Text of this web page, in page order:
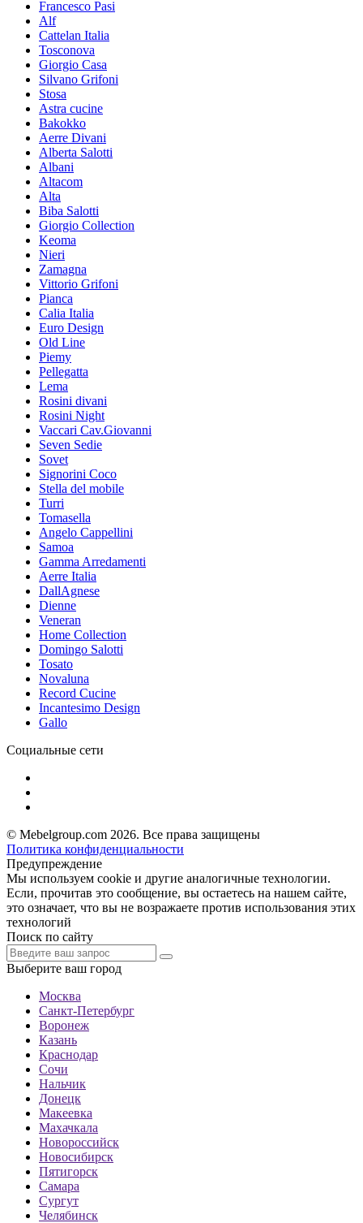
Francesco Pasi
Alf
Cattelan Italia
Tosconova
Giorgio Casa
Silvano Grifoni
Stosa
Astra cucine
Bakokko
Aerre Divani
Alberta Salotti
Albani
Altacom
Alta
Biba Salotti
Giorgio Collection
Keoma
Nieri
Zamagna
Vittorio Grifoni
Pianca
Calia Italia
Euro Design
Old Line
Piemy
Pellegatta
Lema
Rosini divani
Rosini Night
Vaccari Cav.Giovanni
Seven Sedie
Sovet
Signorini Coco
Stella del mobile
Turri
Tomasella
Angelo Cappellini
Samoa
Gamma Arredamenti
Aerre Italia
DallAgnese
Dienne
Veneran
Home Collection
Domingo Salotti
Tosato
Novaluna
Record Cucine
Incantesimo Design
Gallo
Социальные сети
© Mebelgroup.com 2026. Все права защищены
Политика конфиденциальности
Предупреждение
Мы используем cookie и другие аналогичные технологии.
Если, прочитав это сообщение, вы остаетесь на нашем сайте,
это означает, что вы не возражаете против использования этих
технологий
Поиск по сайту
Выберите ваш город
Москва
Санкт-Петербург
Воронеж
Казань
Краснодар
Сочи
Нальчик
Донецк
Макеевка
Махачкала
Новороссийск
Новосибирск
Пятигорск
Самара
Сургут
Челябинск